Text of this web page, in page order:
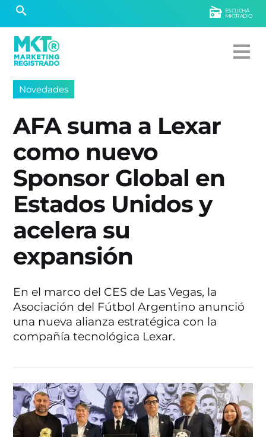
ESCUCHÁ
MKTRADIO
Novedades
AFA suma a Lexar
como nuevo
Sponsor Global en
Estados Unidos y
acelera su
expansión
En el marco del CES de Las Vegas, la
Asociación del Fútbol Argentino anunció
una nueva alianza estratégica con la
compañía tecnológica Lexar.